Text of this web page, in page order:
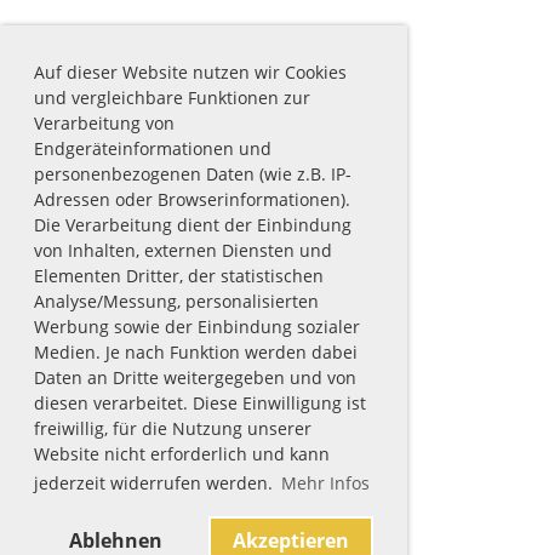
Auf dieser Website nutzen wir Cookies
und vergleichbare Funktionen zur
Verarbeitung von
Endgeräteinformationen und
personenbezogenen Daten (wie z.B. IP-
Adressen oder Browserinformationen).
Die Verarbeitung dient der Einbindung
von Inhalten, externen Diensten und
Elementen Dritter, der statistischen
Analyse/Messung, personalisierten
Werbung sowie der Einbindung sozialer
Medien. Je nach Funktion werden dabei
Daten an Dritte weitergegeben und von
diesen verarbeitet. Diese Einwilligung ist
freiwillig, für die Nutzung unserer
Website nicht erforderlich und kann
jederzeit widerrufen werden. Mehr Infos
Ablehnen Akzeptieren